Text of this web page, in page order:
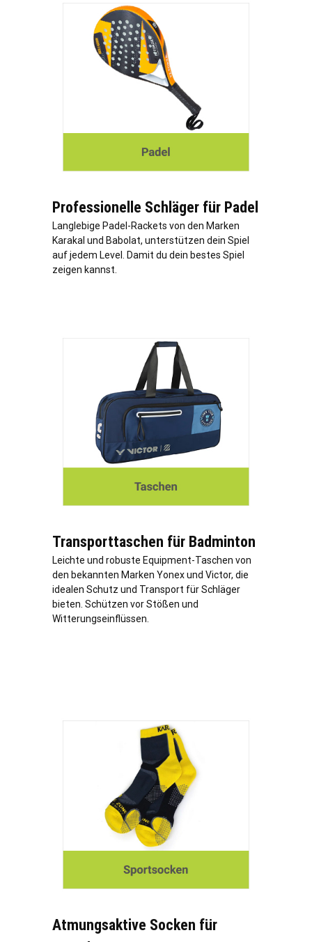
Professionelle Schläger für Padel
Langlebige Padel-Rackets von den Marken
Karakal und Babolat, unterstützen dein Spiel
auf jedem Level. Damit du dein bestes Spiel
zeigen kannst.
Transporttaschen für Badminton
Leichte und robuste Equipment-Taschen von
den bekannten Marken Yonex und Victor, die
idealen Schutz und Transport für Schläger
bieten. Schützen vor Stößen und
Witterungseinflüssen.
Atmungsaktive Socken für